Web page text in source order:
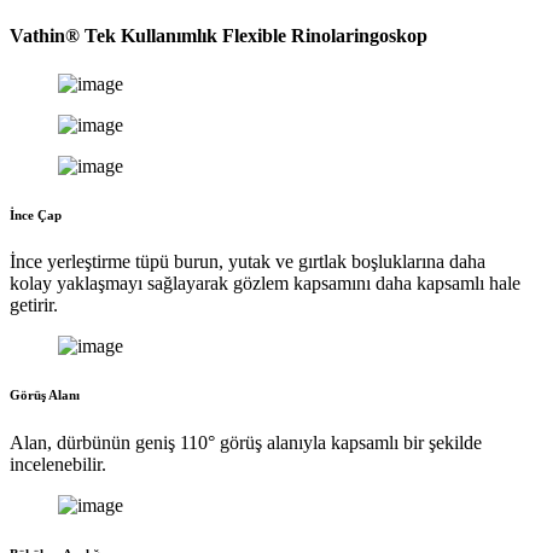
Vathin® Tek Kullanımlık Flexible Rinolaringoskop
İnce Çap
İnce yerleştirme tüpü burun, yutak ve gırtlak boşluklarına daha
kolay yaklaşmayı sağlayarak gözlem kapsamını daha kapsamlı hale
getirir.
Görüş Alanı
Alan, dürbünün geniş 110° görüş alanıyla kapsamlı bir şekilde
incelenebilir.